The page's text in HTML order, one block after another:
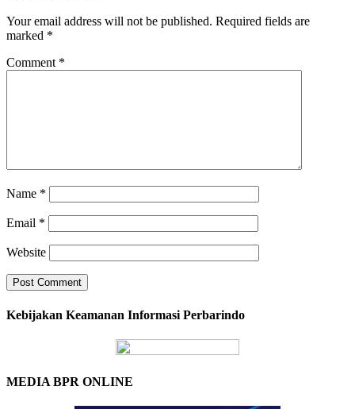
Your email address will not be published. Required fields are
marked *
Comment *
Name *
Email *
Website
Kebijakan Keamanan Informasi Perbarindo
MEDIA BPR ONLINE